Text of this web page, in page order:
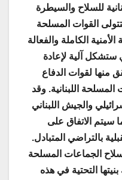
للسلاح والسيطرة
القوات المسلحة
الأمنية الكاملة والفعالة
ستشكل آلية لإعادة
منها لقوات الدفاع
المسلحة اللبنانية. وقد
والجيش اللبناني
سيتم الاتفاق على
بالتراضي المتبادل.
الجماعات المسلحة
التحتية في هذه